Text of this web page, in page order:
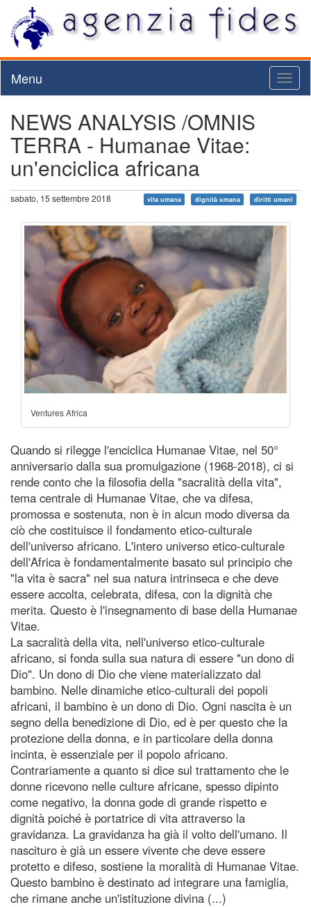
Menu
NEWS ANALYSIS /OMNIS
TERRA - Humanae Vitae:
un'enciclica africana
sabato, 15 settembre 2018 vita umana dignità umana diritti umani
Ventures Africa
Quando si rilegge l'enciclica Humanae Vitae, nel 50°
anniversario dalla sua promulgazione (1968-2018), ci si
rende conto che la filosofia della "sacralità della vita",
tema centrale di Humanae Vitae, che va difesa,
promossa e sostenuta, non è in alcun modo diversa da
ciò che costituisce il fondamento etico-culturale
dell'universo africano. L'intero universo etico-culturale
dell'Africa è fondamentalmente basato sul principio che
"la vita è sacra" nel sua natura intrinseca e che deve
essere accolta, celebrata, difesa, con la dignità che
merita. Questo è l'insegnamento di base della Humanae
Vitae.
La sacralità della vita, nell'universo etico-culturale
africano, si fonda sulla sua natura di essere "un dono di
Dio". Un dono di Dio che viene materializzato dal
bambino. Nelle dinamiche etico-culturali dei popoli
africani, il bambino è un dono di Dio. Ogni nascita è un
segno della benedizione di Dio, ed è per questo che la
protezione della donna, e in particolare della donna
incinta, è essenziale per il popolo africano.
Contrariamente a quanto si dice sul trattamento che le
donne ricevono nelle culture africane, spesso dipinto
come negativo, la donna gode di grande rispetto e
dignità poiché è portatrice di vita attraverso la
gravidanza. La gravidanza ha già il volto dell'umano. Il
nascituro è già un essere vivente che deve essere
protetto e difeso, sostiene la moralità di Humanae Vitae.
Questo bambino è destinato ad integrare una famiglia,
che rimane anche un'istituzione divina (...)